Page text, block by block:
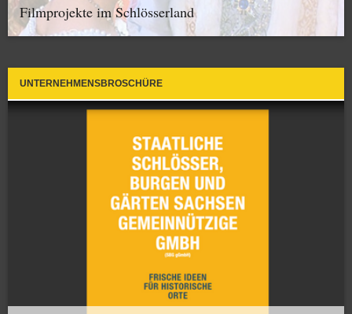
Filmprojekte im Schlösserland
UNTERNEHMENSBROSCHÜRE